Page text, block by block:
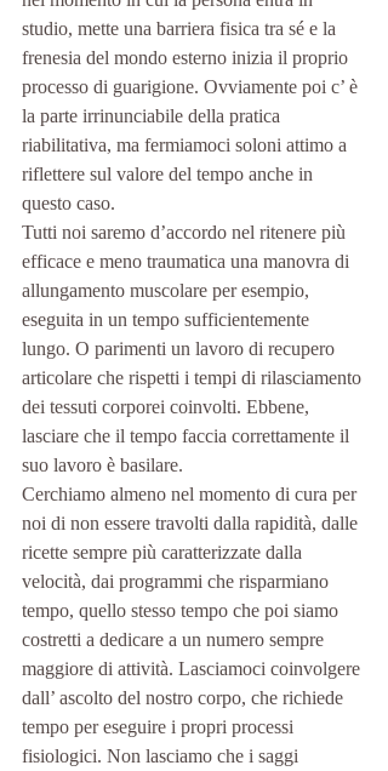
studio, mette una barriera fisica tra sé e la
frenesia del mondo esterno inizia il proprio
processo di guarigione. Ovviamente poi c’ è
la parte irrinunciabile della pratica
riabilitativa, ma fermiamoci soloni attimo a
riflettere sul valore del tempo anche in
questo caso.
Tutti noi saremo d’accordo nel ritenere più
efficace e meno traumatica una manovra di
allungamento muscolare per esempio,
eseguita in un tempo sufficientemente
lungo. O parimenti un lavoro di recupero
articolare che rispetti i tempi di rilasciamento
dei tessuti corporei coinvolti. Ebbene,
lasciare che il tempo faccia correttamente il
suo lavoro è basilare.
Cerchiamo almeno nel momento di cura per
noi di non essere travolti dalla rapidità, dalle
ricette sempre più caratterizzate dalla
velocità, dai programmi che risparmiano
tempo, quello stesso tempo che poi siamo
costretti a dedicare a un numero sempre
maggiore di attività. Lasciamoci coinvolgere
dall’ ascolto del nostro corpo, che richiede
tempo per eseguire i propri processi
fisiologici. Non lasciamo che i saggi